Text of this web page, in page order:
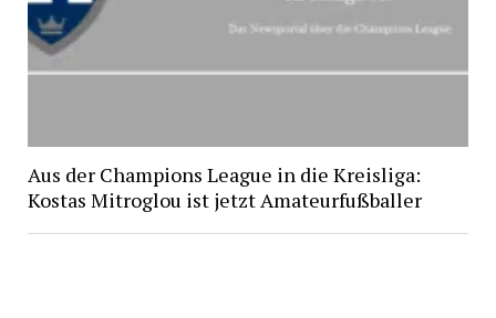
Aus der Champions League in die Kreisliga:
Kostas Mitroglou ist jetzt Amateurfußballer